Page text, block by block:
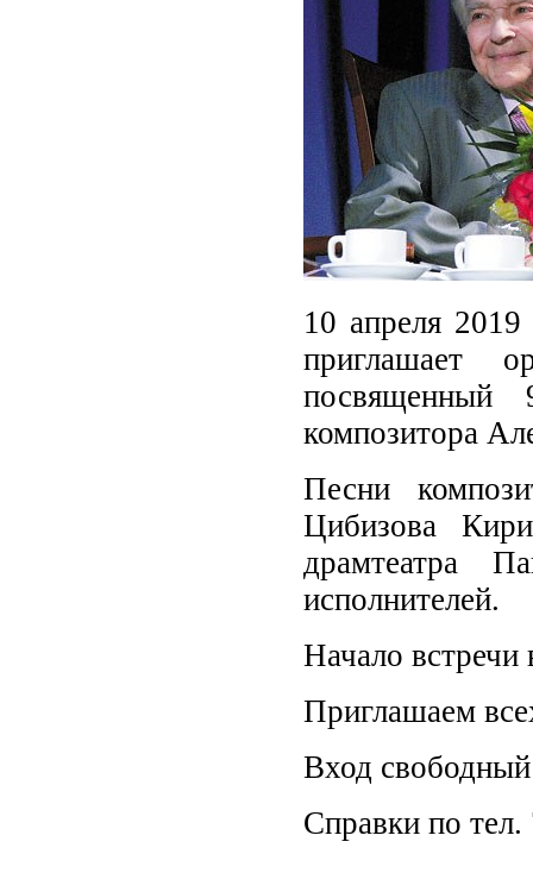
10 апреля
приглашает
посвященный
композитора
Песни
Цибизова
драмтеатра
исполнителей.
Начало встречи
Приглашаем
Вход
Справки по